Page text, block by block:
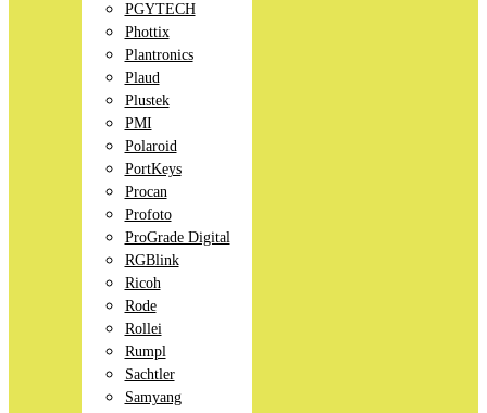
PGYTECH
Phottix
Plantronics
Plaud
Plustek
PMI
Polaroid
PortKeys
Procan
Profoto
ProGrade Digital
RGBlink
Ricoh
Rode
Rollei
Rumpl
Sachtler
Samyang